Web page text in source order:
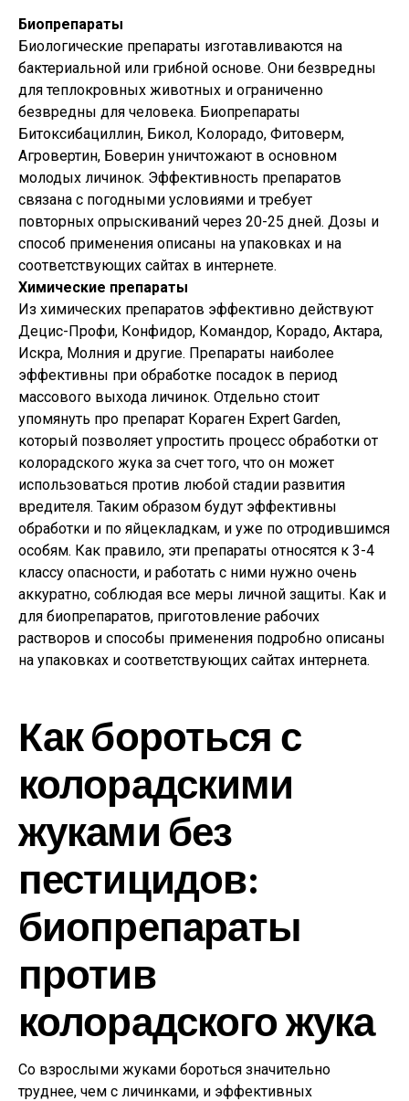
Биопрепараты
Биологические препараты изготавливаются на
бактериальной или грибной основе. Они безвредны
для теплокровных животных и ограниченно
безвредны для человека. Биопрепараты
Битоксибациллин, Бикол, Колорадо, Фитоверм,
Агровертин, Боверин уничтожают в основном
молодых личинок. Эффективность препаратов
связана с погодными условиями и требует
повторных опрыскиваний через 20-25 дней. Дозы и
способ применения описаны на упаковках и на
соответствующих сайтах в интернете.
Химические препараты
Из химических препаратов эффективно действуют
Децис-Профи, Конфидор, Командор, Корадо, Актара,
Искра, Молния и другие. Препараты наиболее
эффективны при обработке посадок в период
массового выхода личинок. Отдельно стоит
упомянуть про препарат Кораген Expert Garden,
который позволяет упростить процесс обработки от
колорадского жука за счет того, что он может
использоваться против любой стадии развития
вредителя. Таким образом будут эффективны
обработки и по яйцекладкам, и уже по отродившимся
особям. Как правило, эти препараты относятся к 3-4
классу опасности, и работать с ними нужно очень
аккуратно, соблюдая все меры личной защиты. Как и
для биопрепаратов, приготовление рабочих
растворов и способы применения подробно описаны
на упаковках и соответствующих сайтах интернета.
Как бороться с
колорадскими
жуками без
пестицидов:
биопрепараты
против
колорадского жука
Со взрослыми жуками бороться значительно
труднее, чем с личинками, и эффективных